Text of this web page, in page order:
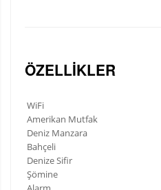
ÖZELLIKLER
WiFi
Amerikan Mutfak
Deniz Manzara
Bahçeli
Denize Sifir
Şömine